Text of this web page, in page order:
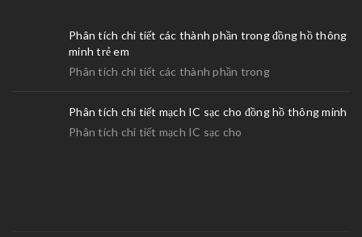
Phân tích chi tiết các thành phần trong đồng hồ thông
minh trẻ em
Phân tích chi tiết các thành phần trong
Phân tích chi tiết mạch IC sạc cho đồng hồ thông minh
Phân tích chi tiết mạch IC sạc cho